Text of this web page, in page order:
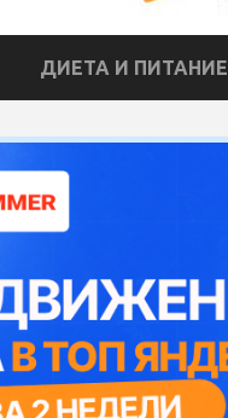
ДИЕТА И ПИТАНИЕ